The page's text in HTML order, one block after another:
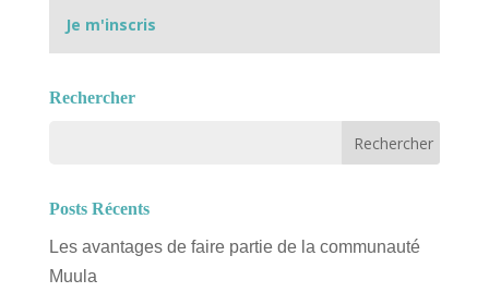
Je m'inscris
Rechercher
Posts Récents
Les avantages de faire partie de la communauté
Muula